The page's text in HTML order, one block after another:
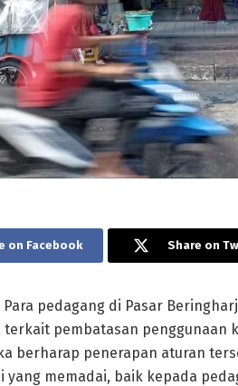
on Facebook Share on
Para pedagang di Pasar
terkait pembatasan
berharap penerapan aturan
yang memadai, baik kepada